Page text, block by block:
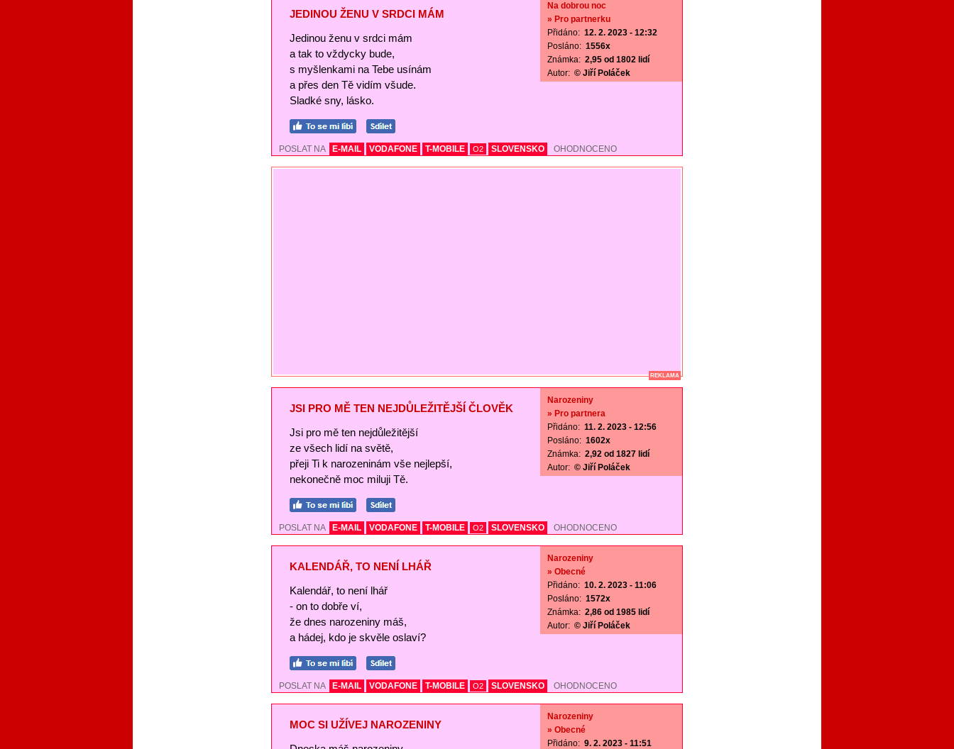
JEDINOU ŽENU V SRDCI MÁM
Jedinou ženu v srdci mám
a tak to vždycky bude,
s myšlenkami na Tebe usínám
a přes den Tě vidím všude.
Sladké sny, lásko.
Na dobrou noc
» Pro partnerku
Přidáno: 12. 2. 2023 - 12:32
Posláno: 1556x
Známka: 2,95 od 1802 lidí
Autor: © Jiří Poláček
POSLAT NA E-MAIL VODAFONE T-MOBILE O2 SLOVENSKO OHODNOCENO
REKLAMA
JSI PRO MĚ TEN NEJDŮLEŽITĚJŠÍ ČLOVĚK
Jsi pro mě ten nejdůležitější
ze všech lidí na světě,
přeji Ti k narozeninám vše nejlepší,
nekonečně moc miluji Tě.
Narozeniny
» Pro partnera
Přidáno: 11. 2. 2023 - 12:56
Posláno: 1602x
Známka: 2,92 od 1827 lidí
Autor: © Jiří Poláček
POSLAT NA E-MAIL VODAFONE T-MOBILE O2 SLOVENSKO OHODNOCENO
KALENDÁŘ, TO NENÍ LHÁŘ
Kalendář, to není lhář
- on to dobře ví,
že dnes narozeniny máš,
a hádej, kdo je skvěle oslaví?
Narozeniny
» Obecné
Přidáno: 10. 2. 2023 - 11:06
Posláno: 1572x
Známka: 2,86 od 1985 lidí
Autor: © Jiří Poláček
POSLAT NA E-MAIL VODAFONE T-MOBILE O2 SLOVENSKO OHODNOCENO
MOC SI UŽÍVEJ NAROZENINY
Narozeniny
» Obecné
Přidáno: 9. 2. 2023 - 11:51